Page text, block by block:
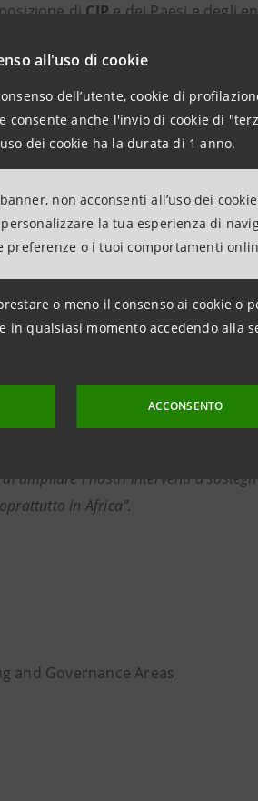
all'uso di cookie
dell’utente, cookie di
consente anche l'invio di cookie di
dei cookie ha la durata di 1 anno.
non acconsenti all’uso dei
la tua esperienza di
o i tuoi comportamenti
o meno il consenso ai cookie o
qualsiasi momento accedendo alla
ACCONSENTO
diCIPe dei Paesi e degli
per la realizzazione di grandi
mercati di capitali e
CIP è un’iniziativa
cruciale degli interventi in campo
con favore la stretta
globale per un sistema
più sostenibili al mondo ed è
IMI Corporate & Investment
di energia da fonti
capisaldi del nostro Piano di
ampliare i nostri interventi a
in Africa”.
and Governance Areas